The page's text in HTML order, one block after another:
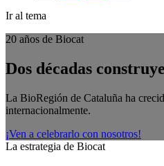
Ir al tema
20 años de Biocat
Dos décadas
La BioRegión de Cataluña ha
internacionalmente.
¡Ven a celebrarlo con nosotros!
La estrategia de Biocat